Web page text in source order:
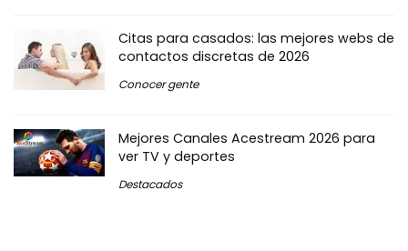
Citas para casados: las mejores webs de
contactos discretas de 2026
Conocer gente
Mejores Canales Acestream 2026 para
ver TV y deportes
Destacados